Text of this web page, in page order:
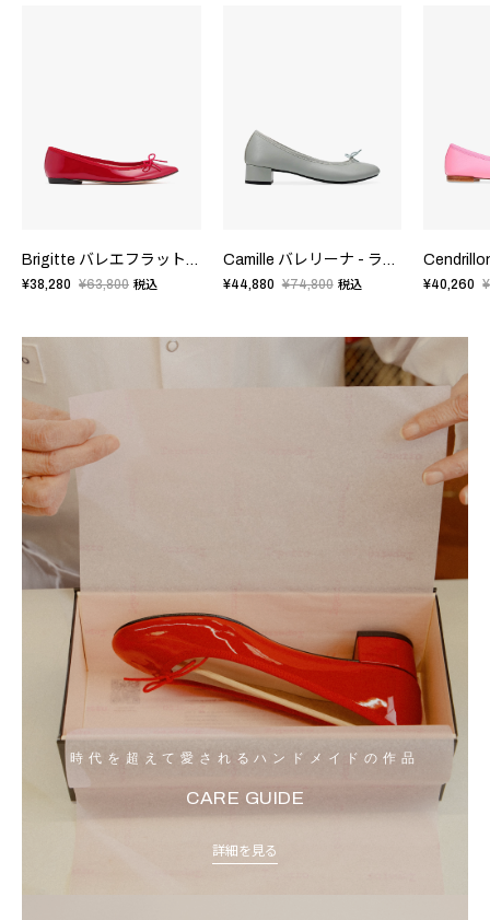
Brigitte バレエフラット - FRサイズ
¥38,280 ¥63,800 税込
Camille バレリーナ - ラバーソール - EUサイズ
¥44,880 ¥74,800 税込 ¥40,260
時代を超えて愛されるハンドメイドの作品
CARE GUIDE
詳細を見る